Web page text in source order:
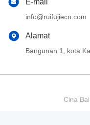
E-mail
info@ruifujiecn.com
Alamat
Bangunan 1, kota
Cina